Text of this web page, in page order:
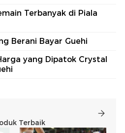
Terbanyak di Piala
Berani Bayar Guehi
yang Dipatok Crystal